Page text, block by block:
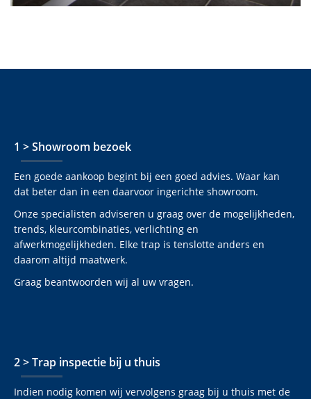
1 > Showroom bezoek
Een goede aankoop begint bij een goed advies. Waar kan
dat beter dan in een daarvoor ingerichte showroom.
Onze specialisten adviseren u graag over de mogelijkheden,
trends, kleurcombinaties, verlichting en
afwerkmogelijkheden. Elke trap is tenslotte anders en
daarom altijd maatwerk.
Graag beantwoorden wij al uw vragen.
2 > Trap inspectie bij u thuis
Indien nodig komen wij vervolgens graag bij u thuis met de